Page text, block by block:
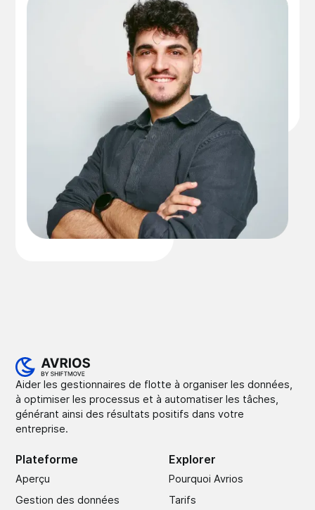
Aider les gestionnaires de flotte à organiser les données,
à optimiser les processus et à automatiser les tâches,
générant ainsi des résultats positifs dans votre
entreprise.
Plateforme
Aperçu
Gestion des données
Explorer
Pourquoi Avrios
Tarifs